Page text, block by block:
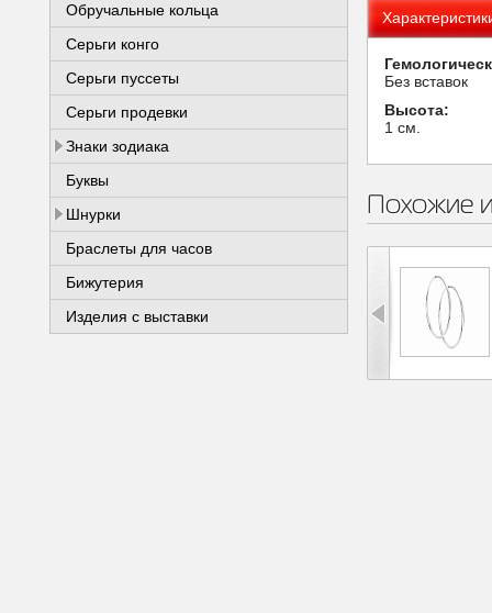
Обручальные кольца
Серьги конго
Серьги пуссеты
Серьги продевки
Знаки зодиака
Буквы
Шнурки
Браслеты для часов
Бижутерия
Изделия с выставки
Без вставок
Высота:
1 см.
Похожие